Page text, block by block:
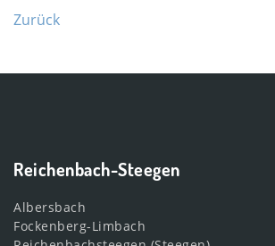
Zurück
Reichenbach-Steegen
Albersbach
Fockenberg-Limbach